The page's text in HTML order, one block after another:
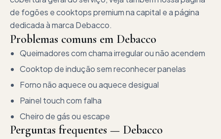
de fogões e cooktops premium na capital e a página
dedicada à marca Debacco.
Problemas comuns em Debacco
Queimadores com chama irregular ou não acendem
Cooktop de indução sem reconhecer panelas
Forno não aquece ou aquece desigual
Painel touch com falha
Cheiro de gás ou escape
Perguntas frequentes — Debacco